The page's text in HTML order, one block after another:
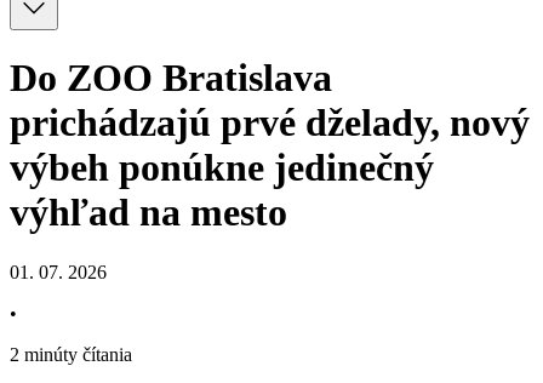
Do ZOO Bratislava
prichádzajú prvé dželady, nový
výbeh ponúkne jedinečný
výhľad na mesto
01. 07. 2026
•
2 minúty čítania